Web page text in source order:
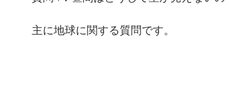
主に地球に関する質問です。